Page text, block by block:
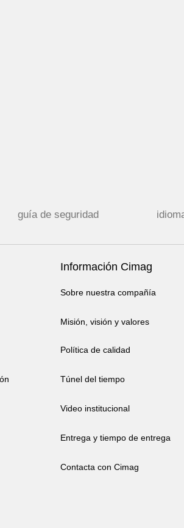
guía de seguridad
Información Cimag
Sobre nuestra compañía
Misión, visión y valores
Política de calidad
Túnel del tiempo
Video institucional
Entrega y tiempo de entrega
Contacta con Cimag